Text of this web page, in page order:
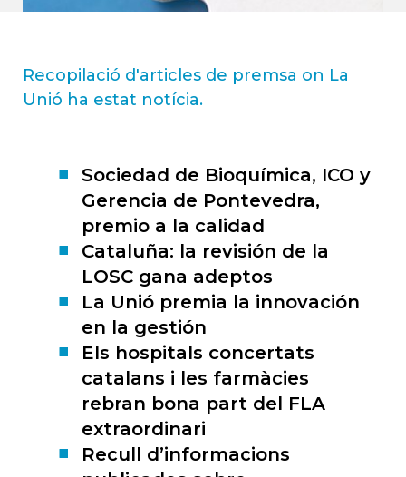
Recopilació d'articles de premsa on La
Unió ha estat notícia.
Sociedad de Bioquímica, ICO y
Gerencia de Pontevedra,
premio a la calidad
Cataluña: la revisión de la
LOSC gana adeptos
La Unió premia la innovación
en la gestión
Els hospitals concertats
catalans i les farmàcies
rebran bona part del FLA
extraordinari
Recull d’informacions